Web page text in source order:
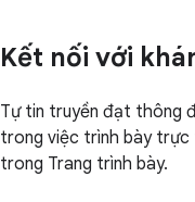
Kết nối với
Tự tin truyền đạt thông
trong việc trình bày trực
trong Trang trình bày.